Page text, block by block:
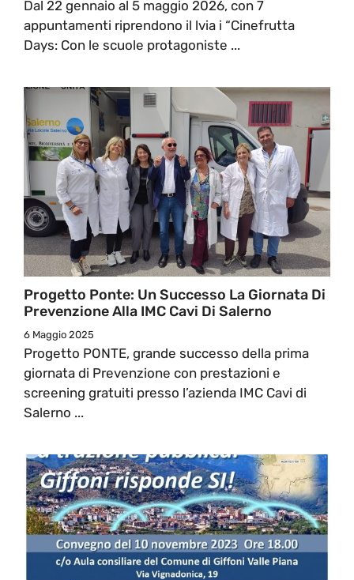
Dal 22 gennaio al 5 maggio 2026, con 7
appuntamenti riprendono il lvia i “Cinefrutta
Days: Con le scuole protagoniste ...
Progetto Ponte: Un Successo La Giornata Di
Prevenzione Alla IMC Cavi Di Salerno
6 Maggio 2025
Progetto PONTE, grande successo della prima
giornata di Prevenzione con prestazioni e
screening gratuiti presso l’azienda IMC Cavi di
Salerno ...